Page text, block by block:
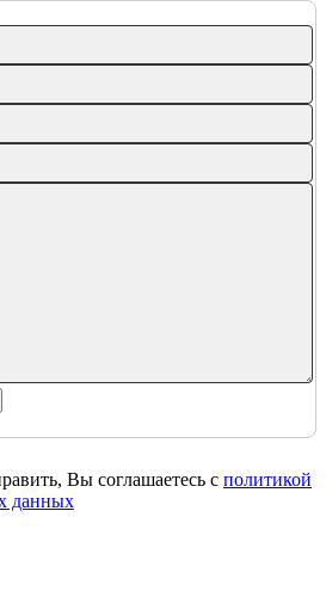
Вы соглашаетесь с политикой
данных